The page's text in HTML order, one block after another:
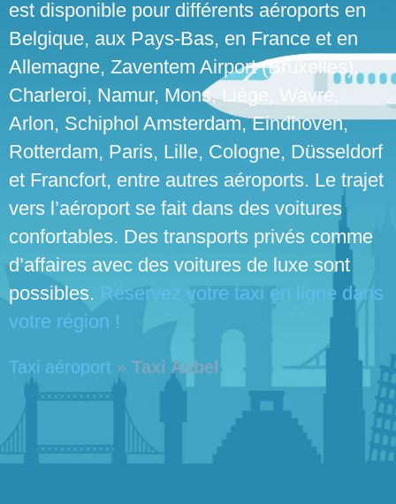
est disponible pour différents aéroports en
Belgique, aux Pays-Bas, en France et en
Allemagne, Zaventem Airport (Bruxelles),
Charleroi, Namur, Mons, Liège, Wavre,
Arlon, Schiphol Amsterdam, Eindhoven,
Rotterdam, Paris, Lille, Cologne, Düsseldorf
et Francfort, entre autres aéroports. Le trajet
vers l’aéroport se fait dans des voitures
confortables. Des transports privés comme
d’affaires avec des voitures de luxe sont
possibles. Réservez votre taxi en ligne dans
votre région !
Taxi aéroport » Taxi Aubel